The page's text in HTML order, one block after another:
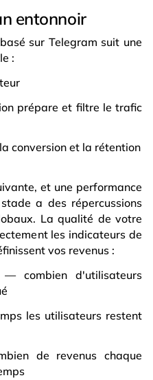
entonnoir
sur Telegram suit une
:
prépare et filtre le trafic
conversion et la rétention
et une performance
a des répercussions
La qualité de votre
les indicateurs de
vos revenus :
combien d'utilisateurs
les utilisateurs restent
de revenus chaque